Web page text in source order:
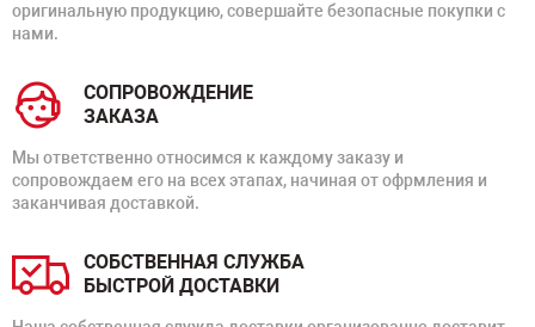
оригинальную продукцию, совершайте безопасные покупки с
нами.
СОПРОВОЖДЕНИЕ
ЗАКАЗА
Мы ответственно относимся к каждому заказу и
сопровождаем его на всех этапах, начиная от офрмления и
заканчивая доставкой.
СОБСТВЕННАЯ СЛУЖБА
БЫСТРОЙ ДОСТАВКИ